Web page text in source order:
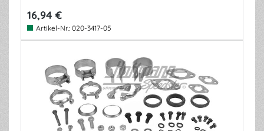
16,94 €
Artikel-Nr.: 020-3417-05